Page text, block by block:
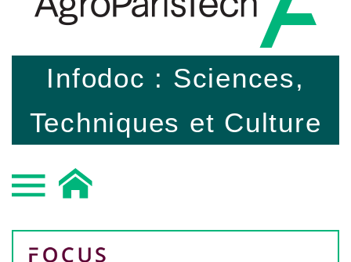
Infodoc : Sciences,
Techniques et Culture